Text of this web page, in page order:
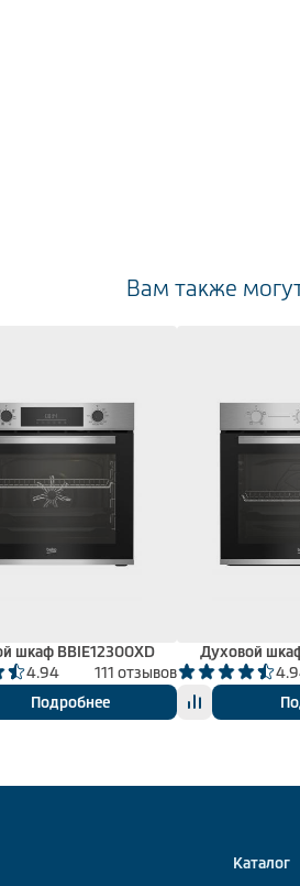
Вам также
шкаф BBIE12300XD
4.94
111 отзывов
Подробнее
Духовой
Каталог